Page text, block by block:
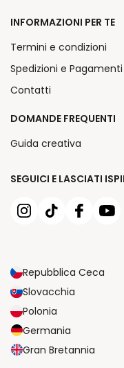
SEGUICI E LASCIATI
Repubblica Ceca
Slovacchia
Polonia
Germania
Gran Bretannia
INFORMAZIONI PER TE
Termini e condizioni
Spedizioni e Pagamenti
Contatti
DOMANDE FREQUENTI
Guida creativa